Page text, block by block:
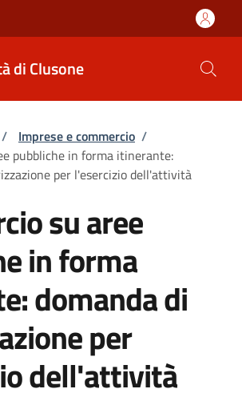
di Clusone
pane
/ Imprese e commercio /
pubbliche in forma itinerante:
per l'esercizio dell'attività
su aree
in forma
domanda di
per
dell'attività